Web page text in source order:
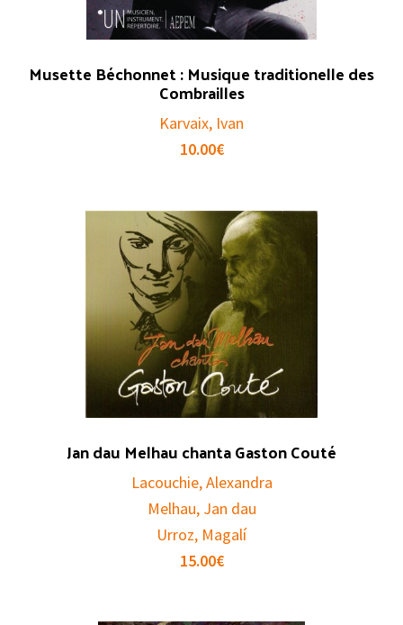
Musette Béchonnet : Musique traditionelle des
Combrailles
Karvaix, Ivan
10.00€
Jan dau Melhau chanta Gaston Couté
Lacouchie, Alexandra
Melhau, Jan dau
Urroz, Magalí
15.00€